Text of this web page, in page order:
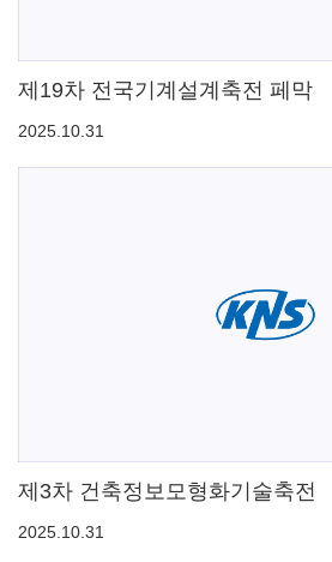
제19차 전국기계설계축전 페막
2025.10.31
제3차 건축정보모형화기술축전
2025.10.31